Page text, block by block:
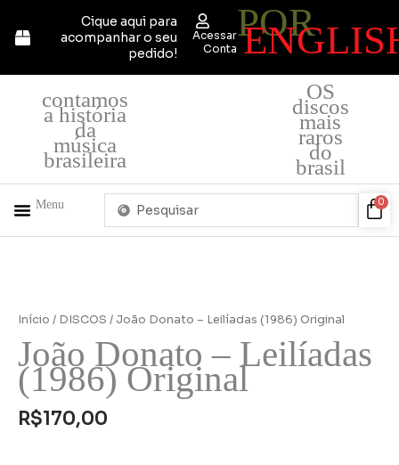
para
Cique aqui para
acompanhar o seu
pedido!
Acessar
Conta
POR
contamos
a história
da
música
brasileira
OS
discos
mais
raros
do
brasil
Menu
Pesquisar
0
Início / DISCOS / João Donato – Leilíadas (1986) Original
João Donato – Leilíadas
(1986) Original
R$170,00